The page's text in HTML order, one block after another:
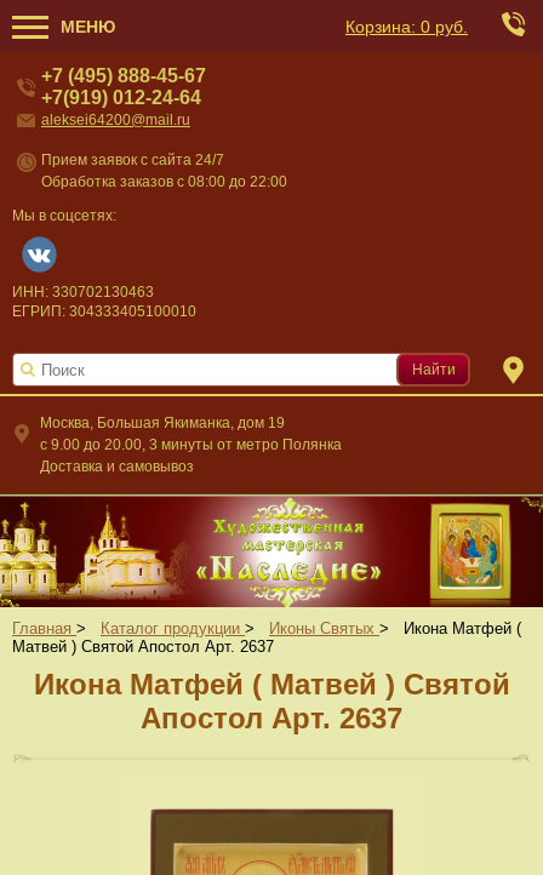
МЕНЮ Корзина: 0 руб.
Москва, Большая Якиманка, дом 19
c 9.00 до 20.00, 3 минуты от метро Полянка
Доставка и самовывоз
+7 (495) 888-45-67
+7(919) 012-24-64
aleksei64200@mail.ru
Прием заявок с сайта 24/7
Обработка заказов с 08:00 до 22:00
Мы в соцсетях:
ИНН: 330702130463
ЕГРИП: 304333405100010
Найти
Главная > Каталог продукции > Иконы Святых >
Икона Матфей (
Матвей ) Святой Апостол Арт. 2637
Икона Матфей ( Матвей ) Святой
Апостол Арт. 2637